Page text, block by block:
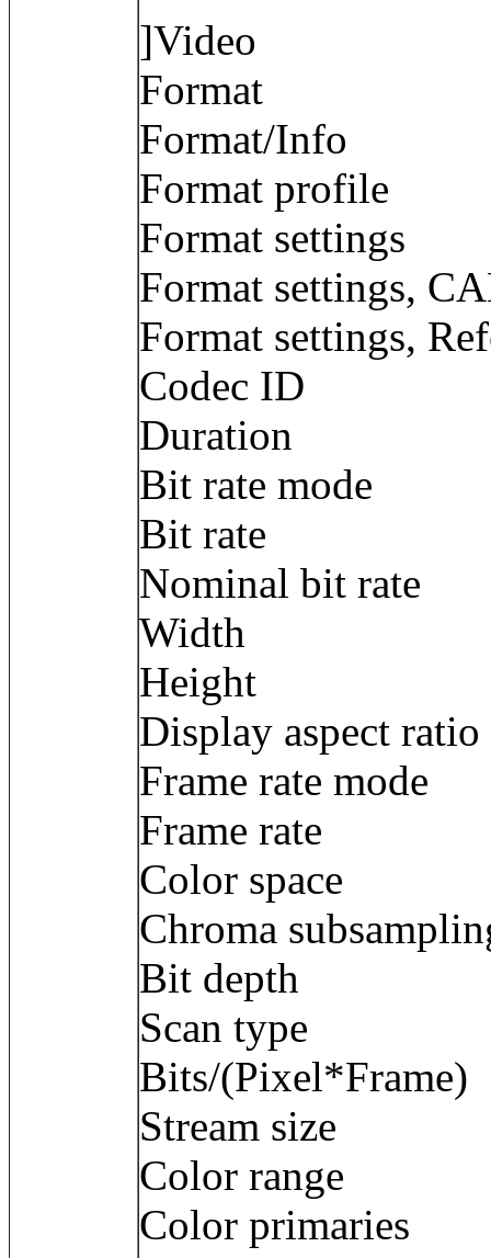
]Video
Format :
Format/Info :
Format
Format settings
Format settings,
Format settings,
Codec ID :
Duration :
Bit rate mode
Bit rate : 6
Nominal bit
Width : 1
Height :
Display aspect
Frame rate
Frame rate :
Color
Chroma
Bit depth :
Scan type :
Bits/
Stream size :
Color range
Color